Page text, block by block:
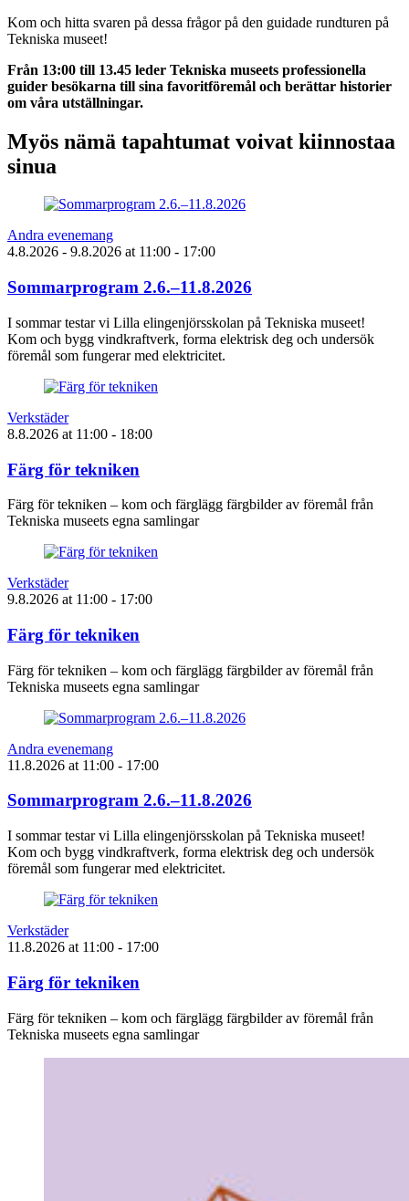
Kom och hitta svaren på dessa frågor på den guidade rundturen på
Tekniska museet!
Från 13:00 till 13.45 leder Tekniska museets professionella
guider besökarna till sina favoritföremål och berättar historier
om våra utställningar.
Myös nämä tapahtumat voivat kiinnostaa
sinua
Andra evenemang
4.8.2026 - 9.8.2026 at 11:00 - 17:00
Sommarprogram 2.6.–11.8.2026
I sommar testar vi Lilla elingenjörsskolan på Tekniska museet!
Kom och bygg vindkraftverk, forma elektrisk deg och undersök
föremål som fungerar med elektricitet.
Verkstäder
8.8.2026 at 11:00 - 18:00
Färg för tekniken
Färg för tekniken – kom och färglägg färgbilder av föremål från
Tekniska museets egna samlingar
Verkstäder
9.8.2026 at 11:00 - 17:00
Färg för tekniken
Färg för tekniken – kom och färglägg färgbilder av föremål från
Tekniska museets egna samlingar
Andra evenemang
11.8.2026 at 11:00 - 17:00
Sommarprogram 2.6.–11.8.2026
I sommar testar vi Lilla elingenjörsskolan på Tekniska museet!
Kom och bygg vindkraftverk, forma elektrisk deg och undersök
föremål som fungerar med elektricitet.
Verkstäder
11.8.2026 at 11:00 - 17:00
Färg för tekniken
Färg för tekniken – kom och färglägg färgbilder av föremål från
Tekniska museets egna samlingar